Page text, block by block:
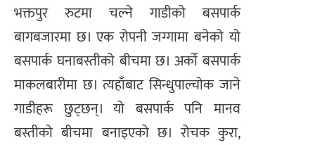
भक्तपुर रुटमा चल्ने गाडीको बसपार्क
बागबजारमा छ। एक रोपनी जग्गामा बनेको यो
बसपार्क घनाबस्तीको बीचमा छ। अर्को बसपार्क
माकलबारीमा छ। त्यहाँबाट सिन्धुपाल्चोक जाने
गाडीहरू छुट्छन्। यो बसपार्क पनि मानव
बस्तीको बीचमा बनाइएको छ। रोचक कुरा,